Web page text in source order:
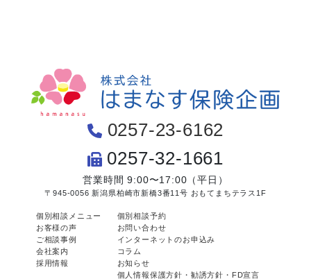
0257-23-6162
0257-32-1661
営業時間 9:00〜17:00（平日）
〒945-0056 新潟県柏崎市新橋3番11号 おもてまちテラス1F
個別相談メニュー
お客様の声
ご相談事例
会社案内
採用情報
個別相談予約
お問い合わせ
インターネットのお申込み
コラム
お知らせ
個人情報保護方針・勧誘方針・FD宣言